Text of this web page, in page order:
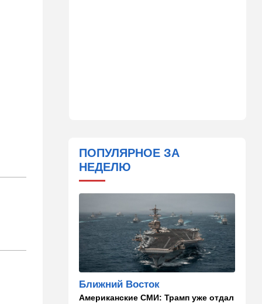
Турция все ближе подходит
к опасной черте в
13:45 В мире
Помидоры научились
предупреждать соседей об
опасном вирусе
13:22 Стиль жизни
Что действительно помогает
пережить израильскую
ПОПУЛЯРНОЕ ЗА
НЕДЕЛЮ
Ближний Восток
Американские СМИ: Трамп уже отдал